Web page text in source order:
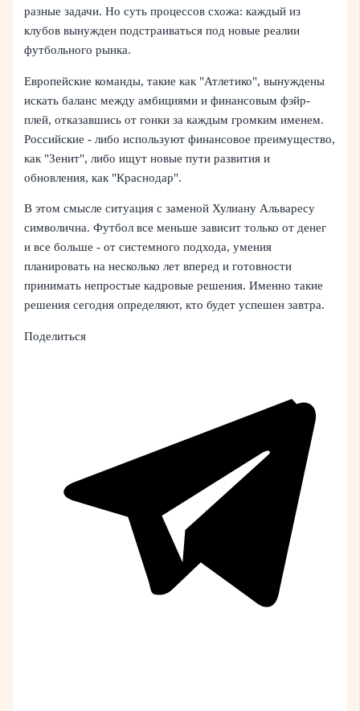
разные задачи. Но суть процессов схожа: каждый из
клубов вынужден подстраиваться под новые реалии
футбольного рынка.
Европейские команды, такие как "Атлетико", вынуждены
искать баланс между амбициями и финансовым фэйр-
плей, отказавшись от гонки за каждым громким именем.
Российские - либо используют финансовое преимущество,
как "Зенит", либо ищут новые пути развития и
обновления, как "Краснодар".
В этом смысле ситуация с заменой Хулиану Альваресу
символична. Футбол все меньше зависит только от денег
и все больше - от системного подхода, умения
планировать на несколько лет вперед и готовности
принимать непростые кадровые решения. Именно такие
решения сегодня определяют, кто будет успешен завтра.
Поделиться